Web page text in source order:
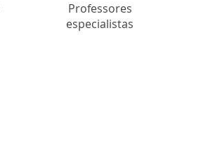
Professores
especialistas